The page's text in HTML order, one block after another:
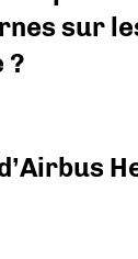
sur
?